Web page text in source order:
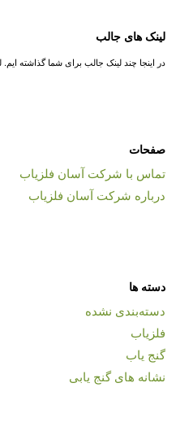
لینک های جالب
در اینجا چند لینک جالب برای شما گذاشته ایم.
صفحات
تماس با شرکت آسان فلزیاب
درباره شرکت آسان فلزیاب
دسته ها
دسته‌بندی نشده
فلزیاب
گنج یاب
نشانه های گنج یابی